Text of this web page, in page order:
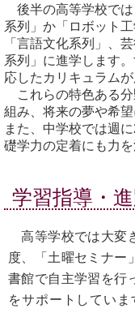
後半の高等学校では
系列」か「ロボット
「言語文化系列」、
系列」に進学します
応したカリキュラムが
これらの特色ある分
組み、将来の夢や希
また、中学校では週
礎学力の定着にも力を
学習指導・
高等学校では大変
度、「土曜セミナー
書館で自主学習を行
をサポートしてい